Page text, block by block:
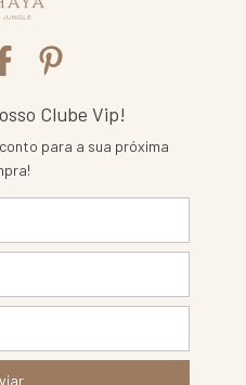
Clube Vip!
para a sua próxima